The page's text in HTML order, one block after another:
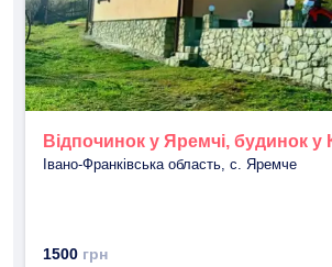
Відпочинок у Яремчі, будинок у
Івано-Франківська область, с. Яремче
1500 грн